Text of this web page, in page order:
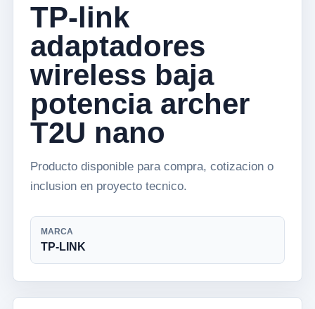
TP-link
adaptadores
wireless baja
potencia archer
T2U nano
Producto disponible para compra, cotizacion o
inclusion en proyecto tecnico.
MARCA
TP-LINK